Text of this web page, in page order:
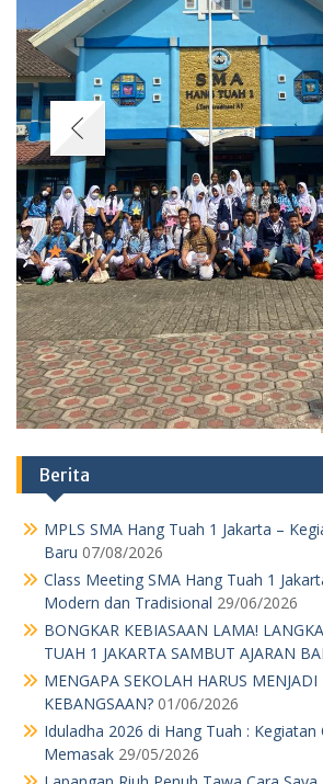
Berita
MPLS SMA Hang Tuah 1 Jakarta –
Baru 07/08/2026
Class Meeting SMA Hang Tuah 1
Modern dan Tradisional 29/06/2026
BONGKAR KEBIASAAN LAMA!
TUAH 1 JAKARTA SAMBUT AJARAN
MENGAPA SEKOLAH HARUS
KEBANGSAAN? 01/06/2026
Iduladha 2026 di Hang Tuah : Kegiatan
Memasak 29/05/2026